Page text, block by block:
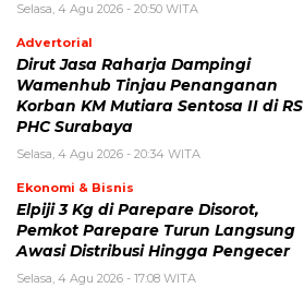
Selasa, 4 Agu 2026 - 20:50 WITA
Advertorial
Dirut Jasa Raharja Dampingi
Wamenhub Tinjau Penanganan
Korban KM Mutiara Sentosa II di RS
PHC Surabaya
Selasa, 4 Agu 2026 - 20:34 WITA
Ekonomi & Bisnis
Elpiji 3 Kg di Parepare Disorot,
Pemkot Parepare Turun Langsung
Awasi Distribusi Hingga Pengecer
Selasa, 4 Agu 2026 - 17:08 WITA